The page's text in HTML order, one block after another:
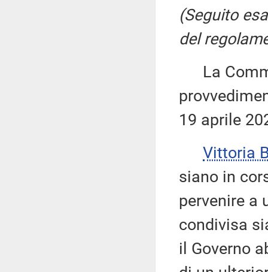
(Seguito
del
La
19 aprile
Vittoria
siano in
pervenire a
condivisa
il Governo